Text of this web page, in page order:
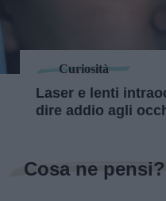
Curiosità
Laser e lenti
dire addio agli
Cosa ne pensi?